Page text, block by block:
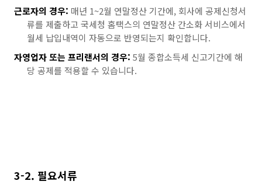
근로자의 경우: 매년 1~2월 연말정산 기간에, 회사에 공제신청서
류를 제출하고 국세청 홈택스의 연말정산 간소화 서비스에서
월세 납입내역이 자동으로 반영되는지 확인합니다.
자영업자 또는 프리랜서의 경우: 5월 종합소득세 신고기간에 해
당 공제를 적용할 수 있습니다.
3-2. 필요서류